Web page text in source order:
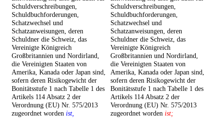
Schuldverschreibungen,
Schuldbuchforderungen,
Schatzwechsel und
Schatzanweisungen, deren
Schuldner die Schweiz, das
Vereinigte Königreich
Großbritannien und Nordirland,
die Vereinigten Staaten von
Amerika, Kanada oder Japan sind,
sofern deren Risikogewicht der
Bonitätsstufe 1 nach Tabelle 1 des
Artikels 114 Absatz 2 der
Verordnung (EU) Nr. 575/2013
zugeordnet worden ist,
Schuldverschreibungen,
Schuldbuchforderungen,
Schatzwechsel und
Schatzanweisungen, deren
Schuldner die Schweiz, das
Vereinigte Königreich
Großbritannien und Nordirland,
die Vereinigten Staaten von
Amerika, Kanada oder Japan sind,
sofern deren Risikogewicht der
Bonitätsstufe 1 nach Tabelle 1 des
Artikels 114 Absatz 2 der
Verordnung (EU) Nr. 575/2013
zugeordnet worden ist;